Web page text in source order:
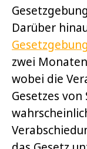
Darüber
zwei
wobei die
Gesetzes